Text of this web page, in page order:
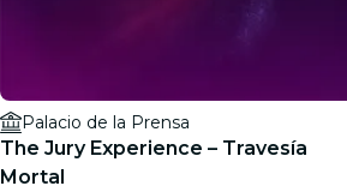
Palacio de la Prensa
The Jury Experience – Travesía
Mortal